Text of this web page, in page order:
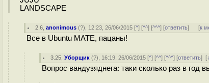
LANDSCAPE
2.6 ,anonimous (?), 12:23, 26/06/2015 [^] [^^] [^^^] [ответить] [к
Все в Ubuntu MATE, пацаны!
3.25 ,Уборщик (?), 16:19, 26/06/2015 [^] [^^] [^^^] [ответить][
Вопрос вандузяднега: таки сколько раз в год